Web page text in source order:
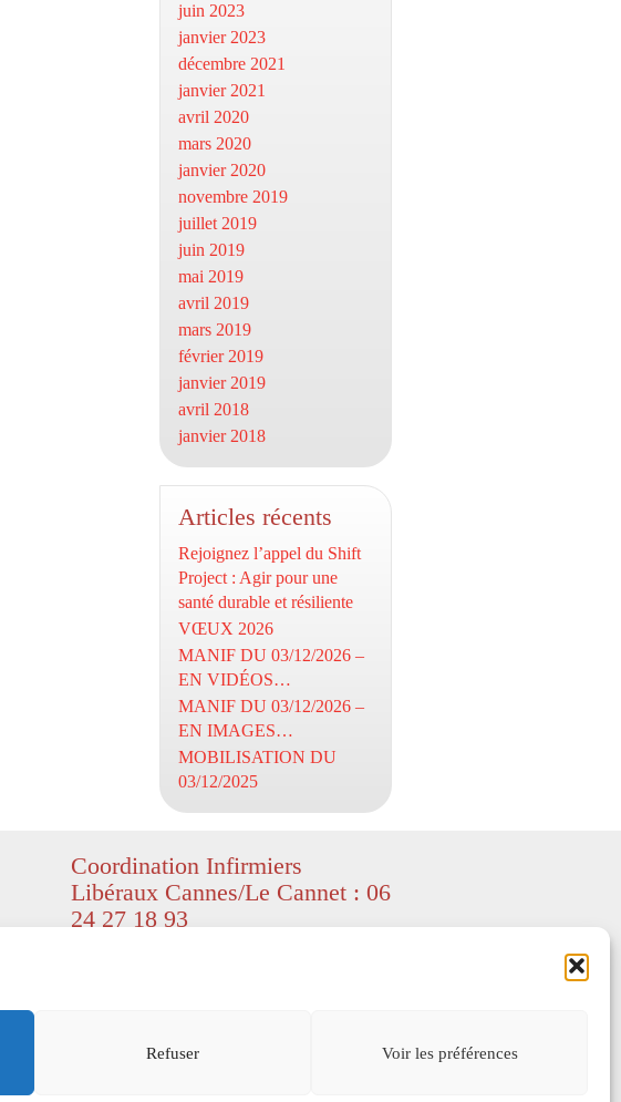
Refuser Voir les préférences
juin 2023
janvier 2023
décembre 2021
janvier 2021
avril 2020
mars 2020
janvier 2020
novembre 2019
juillet 2019
juin 2019
mai 2019
avril 2019
mars 2019
février 2019
janvier 2019
avril 2018
janvier 2018
Articles récents
Rejoignez l’appel du Shift
Project : Agir pour une
santé durable et résiliente
VŒUX 2026
MANIF DU 03/12/2026 –
EN VIDÉOS…
MANIF DU 03/12/2026 –
EN IMAGES…
MOBILISATION DU
03/12/2025
Coordination Infirmiers
Libéraux Cannes/Le Cannet : 06
24 27 18 93
Mentions légales